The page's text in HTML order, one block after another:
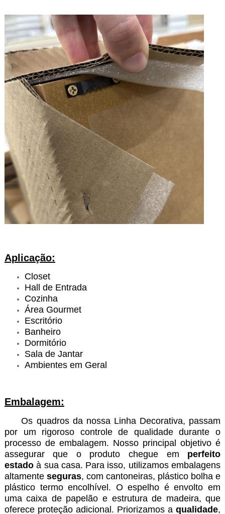
Aplicação:
Closet
Hall de Entrada
Cozinha
Área Gourmet
Escritório
Banheiro
Dormitório
Sala de Jantar
Ambientes em Geral
Embalagem:
Os quadros da nossa Linha Decorativa, passam
por um rigoroso controle de qualidade durante o
processo de embalagem. Nosso principal objetivo é
assegurar que o produto chegue em perfeito
estadoà sua casa. Para isso, utilizamos embalagens
altamente seguras, com cantoneiras, plástico bolha e
plástico termo encolhível. O espelho é envolto em
uma caixa de papelão e estrutura de madeira, que
oferece proteção adicional. Priorizamos aqualidade,